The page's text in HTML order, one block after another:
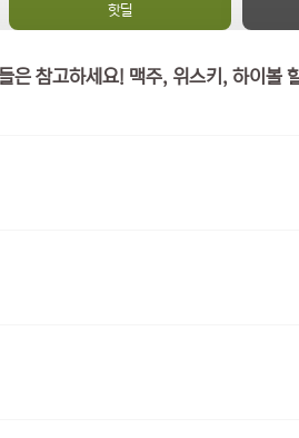
핫딜
GS 편의점 행사 - 국민 카드 / 삼성 카드 갖고 계신분들은 참고하세요! 맥주, 위스키,